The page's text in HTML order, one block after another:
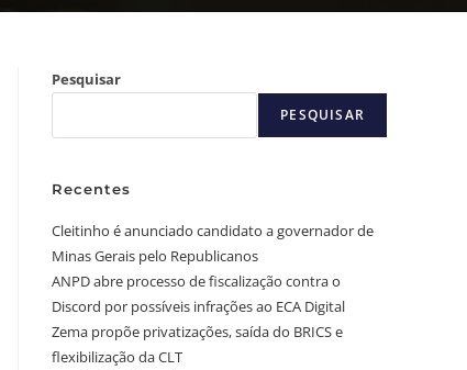
Pesquisar
PESQUISAR
Recentes
Cleitinho é anunciado candidato a governador de
Minas Gerais pelo Republicanos
ANPD abre processo de fiscalização contra o
Discord por possíveis infrações ao ECA Digital
Zema propõe privatizações, saída do BRICS e
flexibilização da CLT